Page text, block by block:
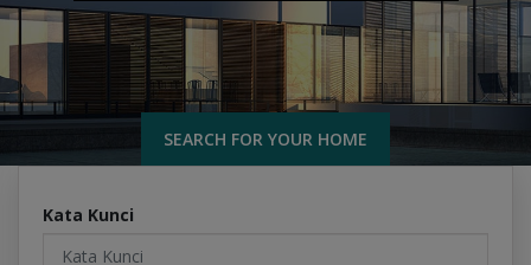
SEARCH FOR YOUR HOME
Kata Kunci